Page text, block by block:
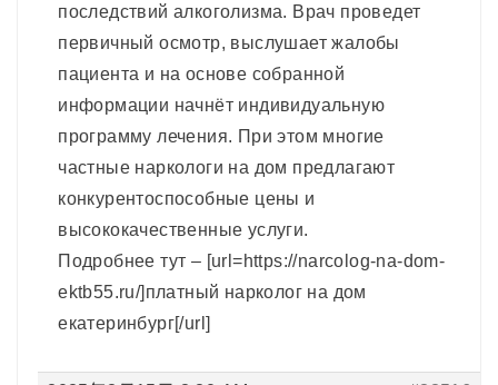
последствий алкоголизма. Врач проведет
первичный осмотр, выслушает жалобы
пациента и на основе собранной
информации начнёт индивидуальную
программу лечения. При этом многие
частные наркологи на дом предлагают
конкурентоспособные цены и
высококачественные услуги.
Подробнее тут – [url=https://narcolog-na-dom-
ektb55.ru/]платный нарколог на дом
екатеринбург[/url]